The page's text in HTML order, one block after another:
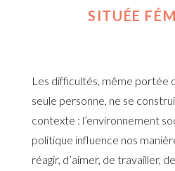
SITUÉE
Les difficultés, même portée
seule personne, ne se
contexte : l’environnement
politique influence nos
réagir, d’aimer, de travailler,